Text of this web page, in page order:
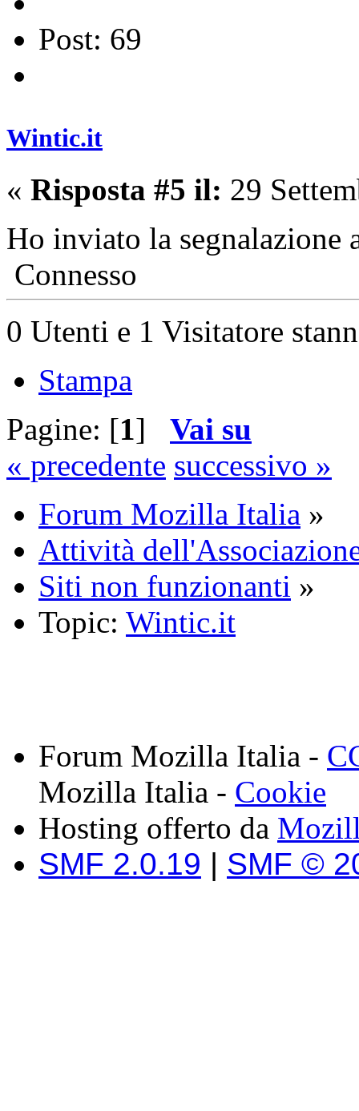
Post: 69
Wintic.it
« Risposta #5 il: 29
Ho inviato la segnalazione
Connesso
0 Utenti e 1 Visitatore
Stampa
Pagine: [1] Vai su
« precedente successivo »
Forum Mozilla Italia »
Attività
Siti non funzionanti »
Topic: Wintic.it
Forum Mozilla Italia -
Mozilla Italia - Cookie
Hosting offerto da
SMF 2.0.19 | SMF ©